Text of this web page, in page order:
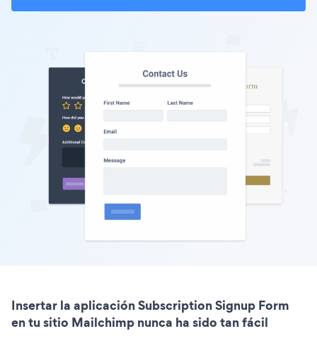
Insertar la aplicación Subscription Signup Form
en tu sitio Mailchimp nunca ha sido tan fácil